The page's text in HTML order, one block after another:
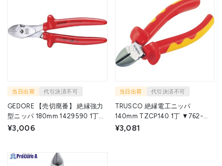
当日出荷 代引決済不可
GEDORE 【売切廃番】 絶縁強力
型ニッパ 180mm 1429590 1丁
GEDORE社 ▼855-6566
¥3,006
当日出荷 代引決済不可
TRUSCO 絶縁電工ニッパ
140mm TZCP140 1丁 ▼762-
3470
¥3,081